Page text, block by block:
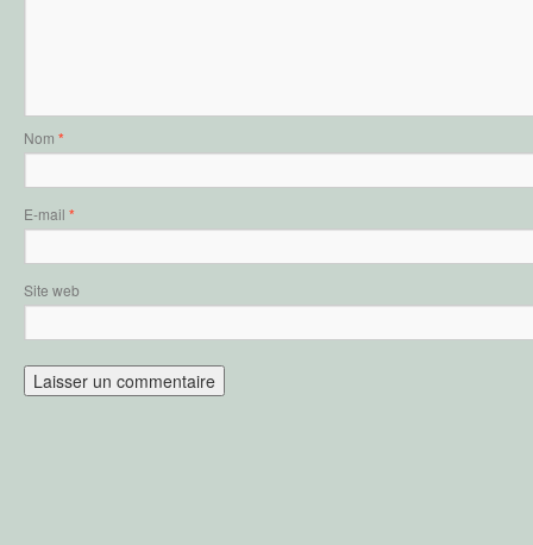
Nom *
E-mail *
Site web